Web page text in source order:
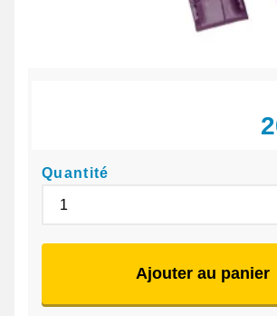
Quantité
Ajouter au panier